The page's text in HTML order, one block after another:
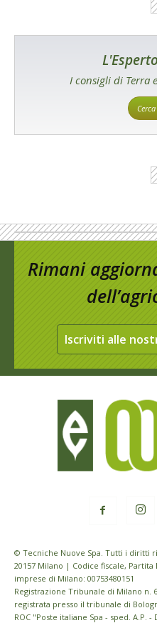
I consigli di Terra
Rimani
Iscriviti alle
© Tecniche Nuove Spa. Tutti i diritti
20157 Milano | Codice fiscale,
imprese di Milano: 00753480151
Registrazione Tribunale di Milano n.
registrata presso il tribunale di
ROC "Poste italiane Spa - sped. A.P. -